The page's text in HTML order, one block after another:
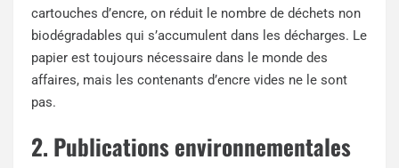
cartouches d’encre, on réduit le nombre de déchets non
biodégradables qui s’accumulent dans les décharges. Le
papier est toujours nécessaire dans le monde des
affaires, mais les contenants d’encre vides ne le sont
pas.
2. Publications environnementales